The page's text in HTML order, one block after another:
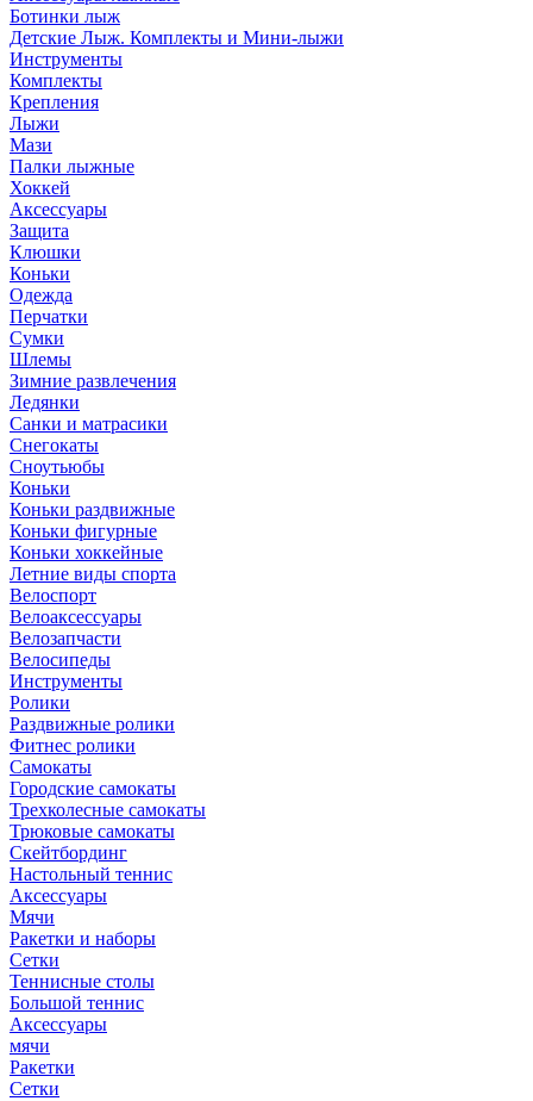
Ботинки лыж
Детские Лыж. Комплекты и Мини-лыжи
Инструменты
Комплекты
Крепления
Лыжи
Мази
Палки лыжные
Хоккей
Аксессуары
Защита
Клюшки
Коньки
Одежда
Перчатки
Сумки
Шлемы
Зимние развлечения
Ледянки
Санки и матрасики
Снегокаты
Сноутьюбы
Коньки
Коньки раздвижные
Коньки фигурные
Коньки хоккейные
Летние виды спорта
Велоспорт
Велоаксессуары
Велозапчасти
Велосипеды
Инструменты
Ролики
Раздвижные ролики
Фитнес ролики
Самокаты
Городские самокаты
Трехколесные самокаты
Трюковые самокаты
Скейтбординг
Настольный теннис
Аксессуары
Мячи
Ракетки и наборы
Сетки
Теннисные столы
Большой теннис
Аксессуары
мячи
Ракетки
Сетки